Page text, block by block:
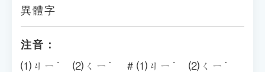
異體字
注音：
⑴ㄐㄧˊ ⑵ㄑㄧˋ ＃⑴ㄐㄧˊ ⑵ㄑㄧˋ